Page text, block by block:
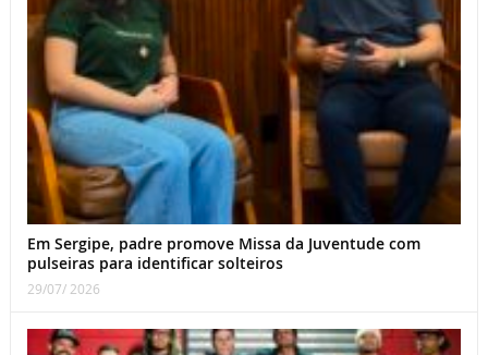
Em Sergipe, padre promove Missa da Juventude com
pulseiras para identificar solteiros
29/07/ 2026